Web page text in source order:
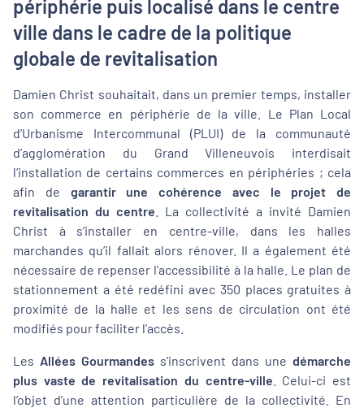
périphérie puis localisé dans le centre
ville dans le cadre de la politique
globale de revitalisation
Damien Christ souhaitait, dans un premier temps, installer
son commerce en périphérie de la ville. Le Plan Local
d’Urbanisme Intercommunal (PLUI) de la communauté
d’agglomération du Grand Villeneuvois interdisait
l’installation de certains commerces en périphéries ; cela
afin de garantir une cohérence avec le projet de
revitalisation du centre . La collectivité a invité Damien
Christ à s’installer en centre-ville, dans les halles
marchandes qu’il fallait alors rénover. Il a également été
nécessaire de repenser l’accessibilité à la halle. Le plan de
stationnement a été redéfini avec 350 places gratuites à
proximité de la halle et les sens de circulation ont été
modifiés pour faciliter l’accès.
Les Allées Gourmandes s’inscrivent dans une démarche
plus vaste de revitalisation du centre-ville . Celui-ci est
l’objet d’une attention particulière de la collectivité. En